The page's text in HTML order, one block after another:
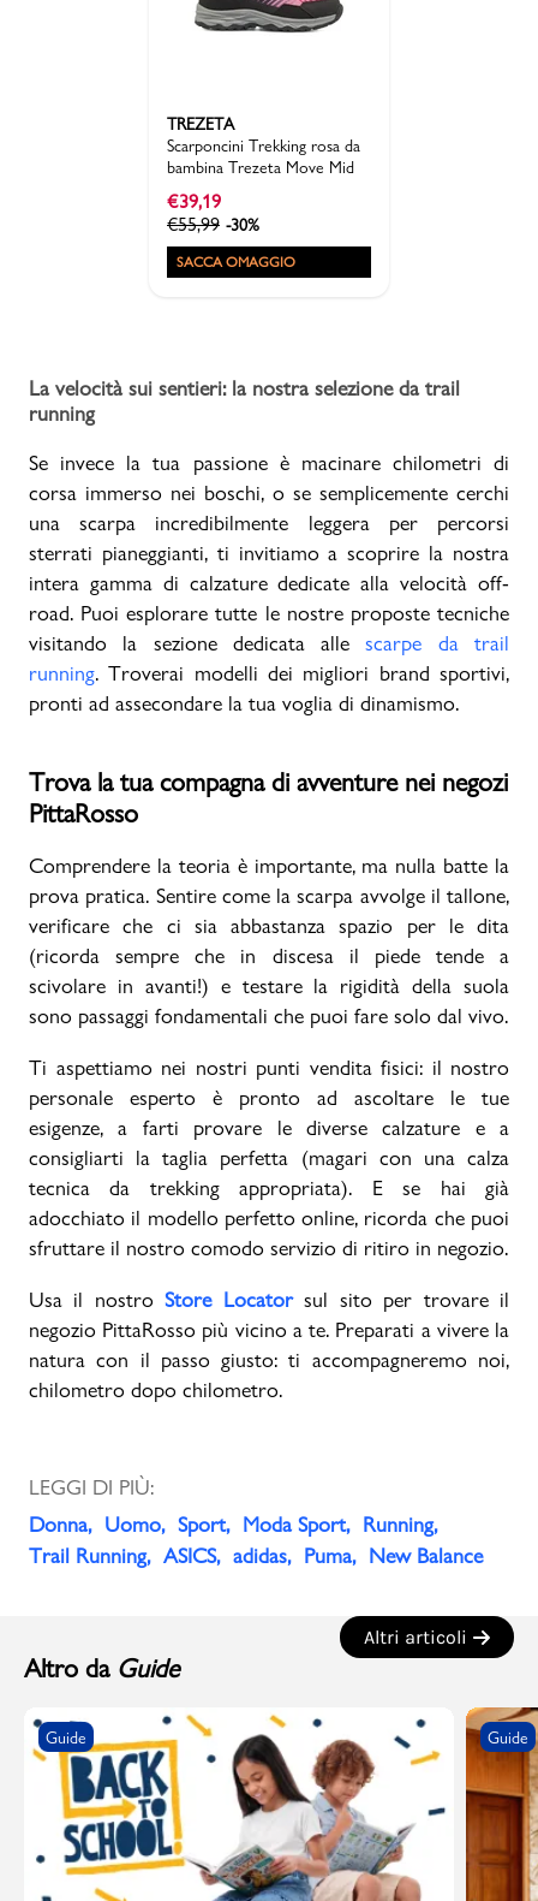
TREZETA
Scarponcini Trekking rosa da
bambina Trezeta Move Mid
€39,19
€55,99 -30%
SACCA OMAGGIO
La velocità sui sentieri: la nostra selezione da trail
running
Se invece la tua passione è macinare chilometri di
corsa immerso nei boschi, o se semplicemente cerchi
una scarpa incredibilmente leggera per percorsi
sterrati pianeggianti, ti invitiamo a scoprire la nostra
intera gamma di calzature dedicate alla velocità off-
road. Puoi esplorare tutte le nostre proposte tecniche
visitando la sezione dedicata allescarpe da trail
running. Troverai modelli dei migliori brand sportivi,
pronti ad assecondare la tua voglia di dinamismo.
Trova la tua compagna di avventure nei negozi
PittaRosso
Comprendere la teoria è importante, ma nulla batte la
prova pratica. Sentire come la scarpa avvolge il tallone,
verificare che ci sia abbastanza spazio per le dita
(ricorda sempre che in discesa il piede tende a
scivolare in avanti!) e testare la rigidità della suola
sono passaggi fondamentali che puoi fare solo dal vivo.
Ti aspettiamo nei nostri punti vendita fisici: il nostro
personale esperto è pronto ad ascoltare le tue
esigenze, a farti provare le diverse calzature e a
consigliarti la taglia perfetta (magari con una calza
tecnica da trekking appropriata). E se hai già
adocchiato il modello perfetto online, ricorda che puoi
sfruttare il nostro comodo servizio di ritiro in negozio.
Usa il nostroStore Locatorsul sito per trovare il
negozio PittaRosso più vicino a te. Preparati a vivere la
natura con il passo giusto: ti accompagneremo noi,
chilometro dopo chilometro.
LEGGI DI PIÙ:
Donna
Uomo Sport Moda Sport
Running
Trail Running
ASICS adidas Puma New Balance
Altro da Guide
Altri articoli
Guide Guide